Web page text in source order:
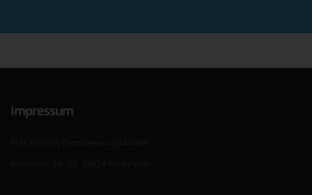
Impressum